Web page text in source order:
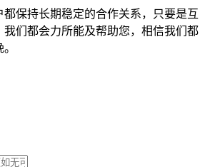
都保持长期稳定的合作关系，只要是互
我们都会力所能及帮助您，相信我们都